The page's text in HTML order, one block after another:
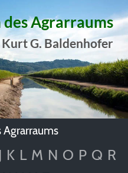
des Agrarraums
Kurt G. Baldenhofer
J K L M N O P Q R